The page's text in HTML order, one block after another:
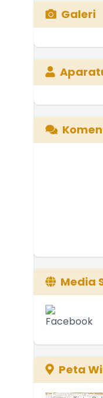
Galeri
Media
Peta